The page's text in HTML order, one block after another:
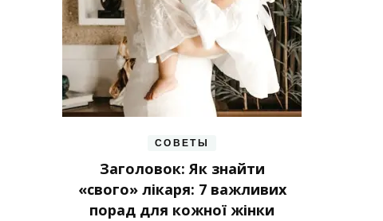
СОВЕТЫ
Заголовок: Як знайти
«свого» лікаря: 7 важливих
порад для кожної жінки